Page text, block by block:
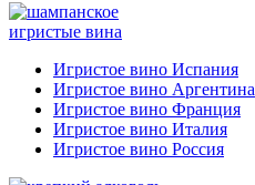
игристые вина
Игристое вино Испания
Игристое вино Аргентина
Игристое вино Франция
Игристое вино Италия
Игристое вино Россия